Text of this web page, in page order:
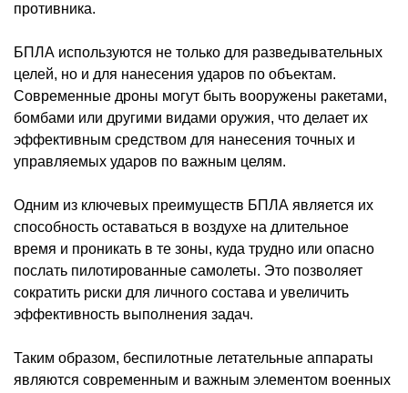
противника.
БПЛА используются не только для разведывательных
целей, но и для нанесения ударов по объектам.
Современные дроны могут быть вооружены ракетами,
бомбами или другими видами оружия, что делает их
эффективным средством для нанесения точных и
управляемых ударов по важным целям.
Одним из ключевых преимуществ БПЛА является их
способность оставаться в воздухе на длительное
время и проникать в те зоны, куда трудно или опасно
послать пилотированные самолеты. Это позволяет
сократить риски для личного состава и увеличить
эффективность выполнения задач.
Таким образом, беспилотные летательные аппараты
являются современным и важным элементом военных